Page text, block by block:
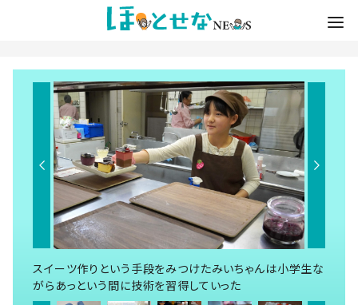
スイーツ作りという手段をみつけたみいちゃんは小学生な
がらあっという間に技術を習得していった